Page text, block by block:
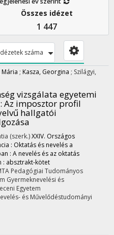
Összes idézet
1 447
száma
Mária ; Kasza, Georgina ; Szilágyi,
vizsgálata egyetemi
: Az imposztor profil
hallgatói
(szerk.)XXIV. Országos
: Oktatás és nevelés a
: A nevelés és az oktatás
: absztrakt-kötet
Pedagógiai Tudományos
Gyermeknevelési és
Egyetem
és Művelődéstudományi